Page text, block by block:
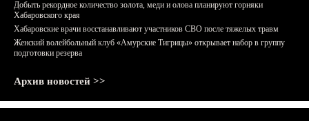
Добыть рекордное количество золота, меди и олова планируют горняки
Хабаровского края
Хабаровские врачи восстанавливают участников СВО после тяжелых травм
Женский волейбольный клуб «Амурские Тигрицы» открывает набор в группу
подготовки резерва
Архив новостей >>